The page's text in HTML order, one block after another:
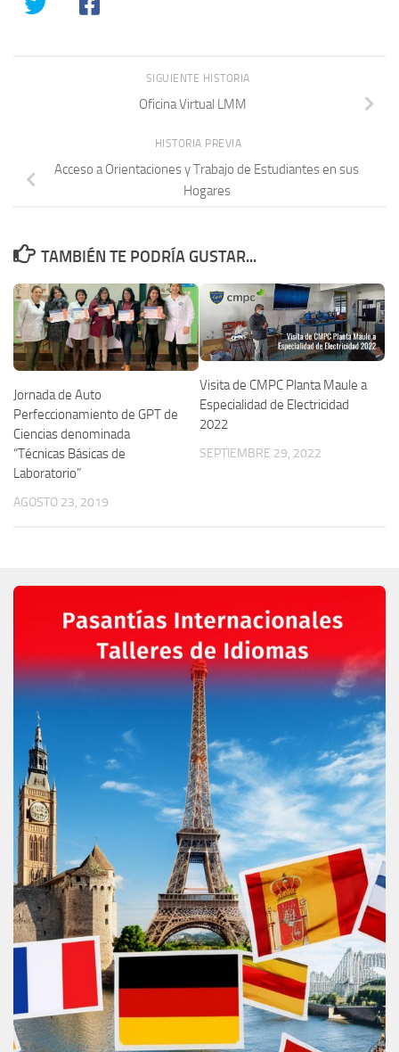
SIGUIENTE HISTORIA
Oficina Virtual LMM
HISTORIA PREVIA
Acceso a Orientaciones y Trabajo de Estudiantes en sus
Hogares
TAMBIÉN TE PODRÍA GUSTAR...
Jornada de Auto
Perfeccionamiento de GPT de
Ciencias denominada
“Técnicas Básicas de
Laboratorio”
AGOSTO 23, 2019
Visita de CMPC Planta Maule a
Especialidad de Electricidad
2022
SEPTIEMBRE 29, 2022